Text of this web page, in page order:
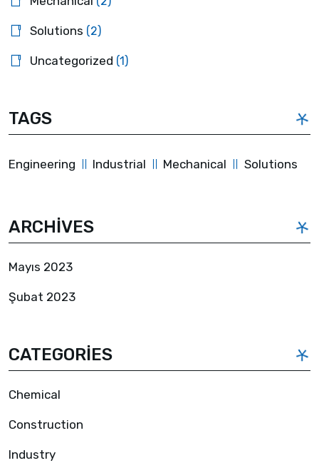
Solutions (2)
Uncategorized (1)
TAGS
Engineering Industrial Mechanical Solutions
ARCHIVES
Mayıs 2023
Şubat 2023
CATEGORIES
Chemical
Construction
Industry